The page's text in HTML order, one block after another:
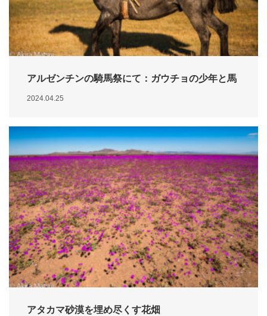
アルゼンチンの騎馬祭にて：ガウチョの少年と馬
2024.04.25
アタカマ砂漠を埋め尽くす花畑